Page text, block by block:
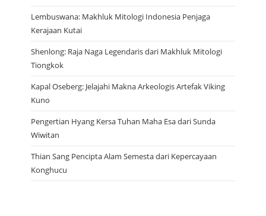
Lembuswana: Makhluk Mitologi Indonesia Penjaga
Kerajaan Kutai
Shenlong: Raja Naga Legendaris dari Makhluk Mitologi
Tiongkok
Kapal Oseberg: Jelajahi Makna Arkeologis Artefak Viking
Kuno
Pengertian Hyang Kersa Tuhan Maha Esa dari Sunda
Wiwitan
Thian Sang Pencipta Alam Semesta dari Kepercayaan
Konghucu